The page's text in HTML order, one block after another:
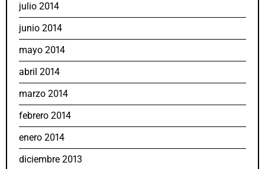
julio 2014
junio 2014
mayo 2014
abril 2014
marzo 2014
febrero 2014
enero 2014
diciembre 2013